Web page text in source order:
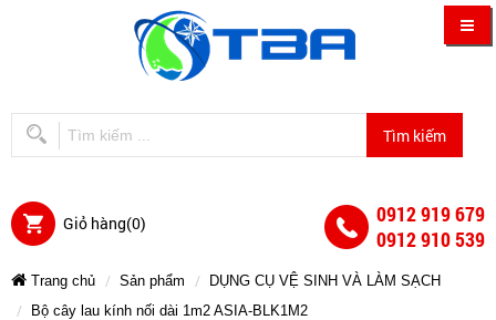
Giỏ hàng(0)
0912 919 679
0912 910 539
Trang chủ Sản phẩm
DỤNG CỤ VỆ SINH VÀ LÀM SẠCH
Bộ cây lau kính nối dài 1m2 ASIA-BLK1M2